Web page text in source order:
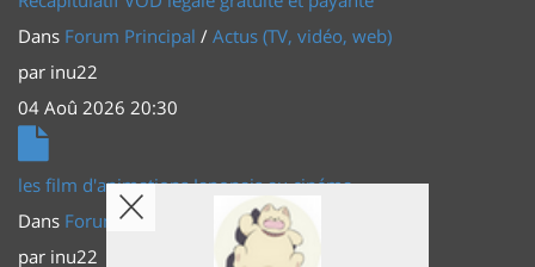
Dans Forum Principal / Actus (TV, vidéo, web)
par inu22
04 Aoû 2026 20:30
les film d'animations Japonais au cinéma
Dans Forum Principal
Actus (TV, vidéo, web)
par inu22